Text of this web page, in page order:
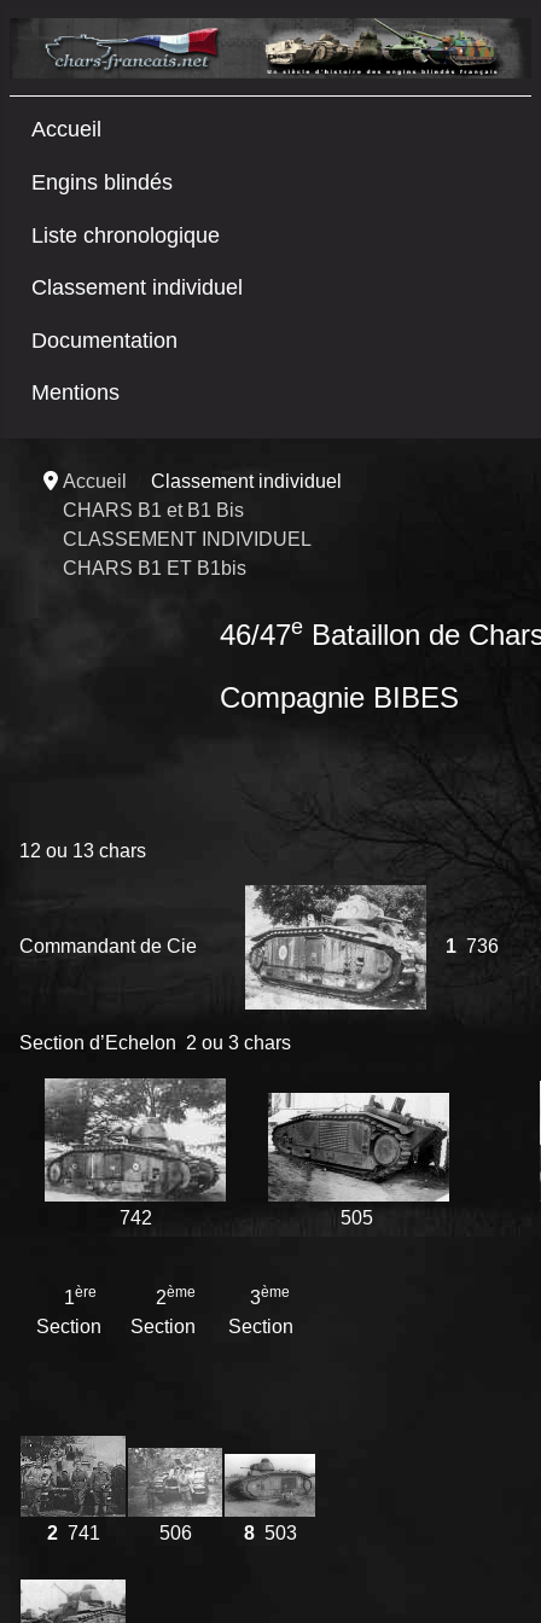
Accueil
Engins blindés
Liste chronologique
Classement individuel
Documentation
Mentions
Accueil
Classement individuel
CHARS B1 et B1 Bis
CLASSEMENT INDIVIDUEL
CHARS B1 ET B1bis
46/47e Bataillon de
Compagnie BIBES
12 ou 13 chars
Commandant de Cie 1 736
Section d’Echelon 2 ou 3 chars
742 505
1ère
Section
2ème
Section
3ème
Section
2741 506 8503